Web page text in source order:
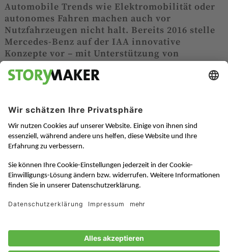
Automobile Trends wie Elektromobilität oder
autonomes Fahren machen auch vor
Nutzfahrzeugen nicht halt. Bereits 2016 stelle
Mercedes-Benz auf der IAA innovative
Konzepte vor – mit Unterstützung von
Die Zukunft der Trucks ist aufregend: Ob
Elektromobilität – im Bereich der Nutzfahrzeuge
Trucks einmal mehr eindrucksvoll auf der 66. IAA
Nutzfahrzeuge in Hannover im September 2016. Ein
Medien ankam, war hierbei der Urban eTruck, der
vollelektrisch durch Deutschlands Blätterwald
rauschte (zum Beispiel auf bild.de).
Im Vorfeld und am Rande der IAA Nutzfahrzeuge immer
Benz Trucks in Kommunikationsbelangen
unterstützte. Im Zentrum der Aufgaben stand hierbei